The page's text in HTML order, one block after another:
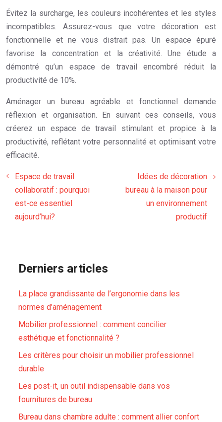
Évitez la surcharge, les couleurs incohérentes et les styles
incompatibles. Assurez-vous que votre décoration est
fonctionnelle et ne vous distrait pas. Un espace épuré
favorise la concentration et la créativité. Une étude a
démontré qu’un espace de travail encombré réduit la
productivité de 10%.
Aménager un bureau agréable et fonctionnel demande
réflexion et organisation. En suivant ces conseils, vous
créerez un espace de travail stimulant et propice à la
productivité, reflétant votre personnalité et optimisant votre
efficacité.
Espace de travail
collaboratif : pourquoi
est-ce essentiel
aujourd’hui?
Idées de décoration
bureau à la maison pour
un environnement
productif
Derniers articles
La place grandissante de l’ergonomie dans les
normes d’aménagement
Mobilier professionnel : comment concilier
esthétique et fonctionnalité ?
Les critères pour choisir un mobilier professionnel
durable
Les post-it, un outil indispensable dans vos
fournitures de bureau
Bureau dans chambre adulte : comment allier confort